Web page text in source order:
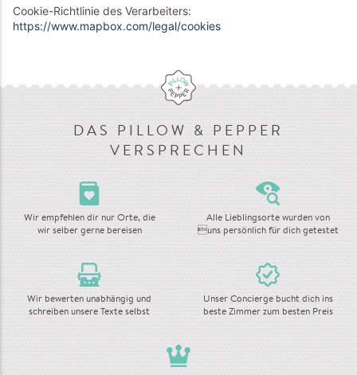
Cookie-Richtlinie des Verarbeiters:
https://www.mapbox.com/legal/cookies
DAS PILLOW & PEPPER
VERSPRECHEN
Wir empfehlen dir nur Orte, die
wir selber gerne bereisen
Alle Lieblingsorte wurden von
uns persönlich für dich getestet
Wir bewerten unabhängig und
schreiben unsere Texte selbst
Unser Concierge bucht dich ins
beste Zimmer zum besten Preis